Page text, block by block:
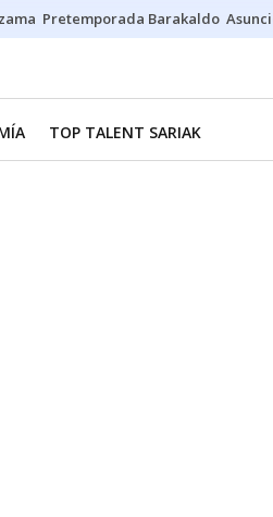
Pretemporada Barakaldo
TOP TALENT SARIAK